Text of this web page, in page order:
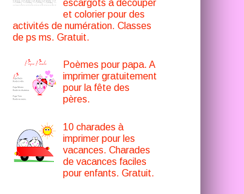
escargots à découper
et colorier pour des
activités de numération. Classes
de ps ms. Gratuit.
Poèmes pour papa. A
imprimer gratuitement
pour la fête des
pères.
10 charades à
imprimer pour les
vacances. Charades
de vacances faciles
pour enfants. Gratuit.